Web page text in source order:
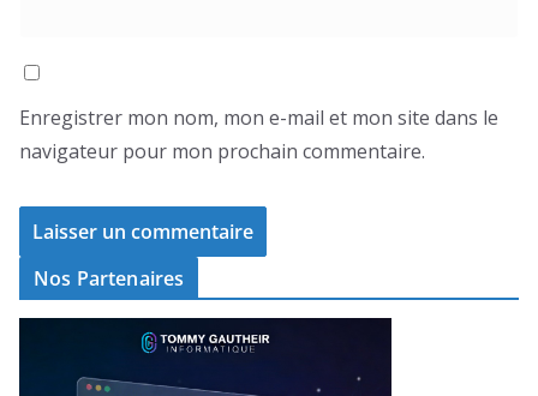
Enregistrer mon nom, mon e-mail et mon site dans le
navigateur pour mon prochain commentaire.
Nos Partenaires